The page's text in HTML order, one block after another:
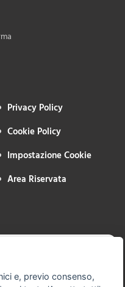
Privacy Policy
Cookie Policy
Impostazione Cookie
Area Riservata
e, previo consenso,